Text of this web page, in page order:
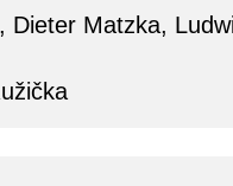
Dieter Matzka,